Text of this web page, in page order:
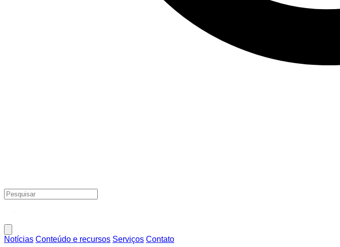
Notícias Conteúdo e recursos Serviços Contato